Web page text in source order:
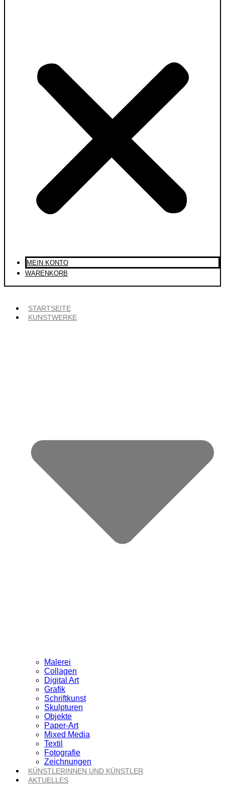
MEIN KONTO
WARENKORB
STARTSEITE
KUNSTWERKE
Malerei
Collagen
Digital Art
Grafik
Schriftkunst
Skulpturen
Objekte
Paper-Art
Mixed Media
Textil
Fotografie
Zeichnungen
KÜNSTLERINNEN UND KÜNSTLER
AKTUELLES